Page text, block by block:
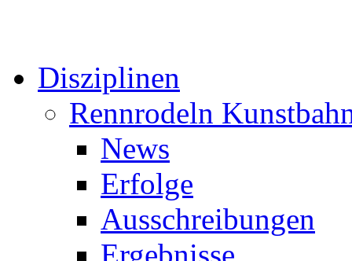
Disziplinen
Rennrodeln
News
Erfolge
Ausschreibungen